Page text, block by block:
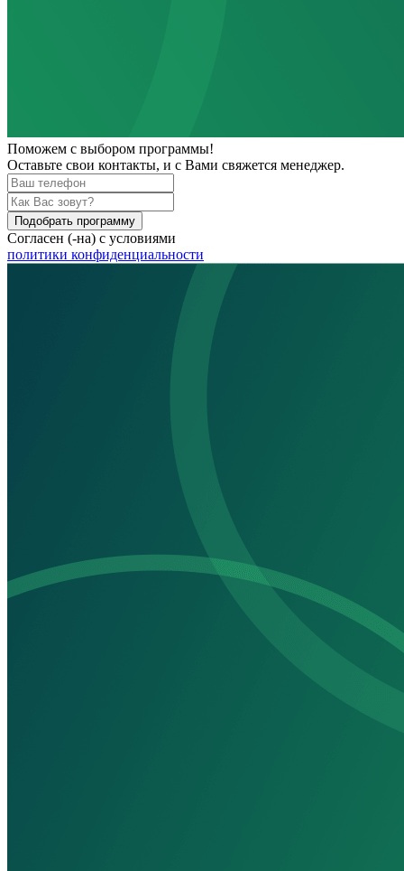
Поможем с выбором программы!
Оставьте свои контакты, и с Вами свяжется менеджер.
Подобрать программу
Согласен (-на) с условиями
политики конфиденциальности